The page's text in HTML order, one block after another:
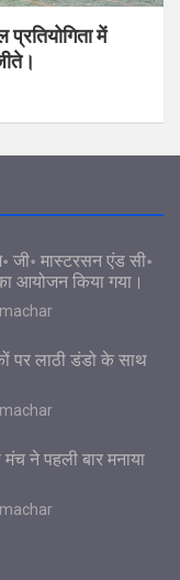
में
जी॰ मास्टरसन एंड सी॰
आयोजन किया गया।
पर लाठी डंडो के साथ
ने पहली बार मनाया